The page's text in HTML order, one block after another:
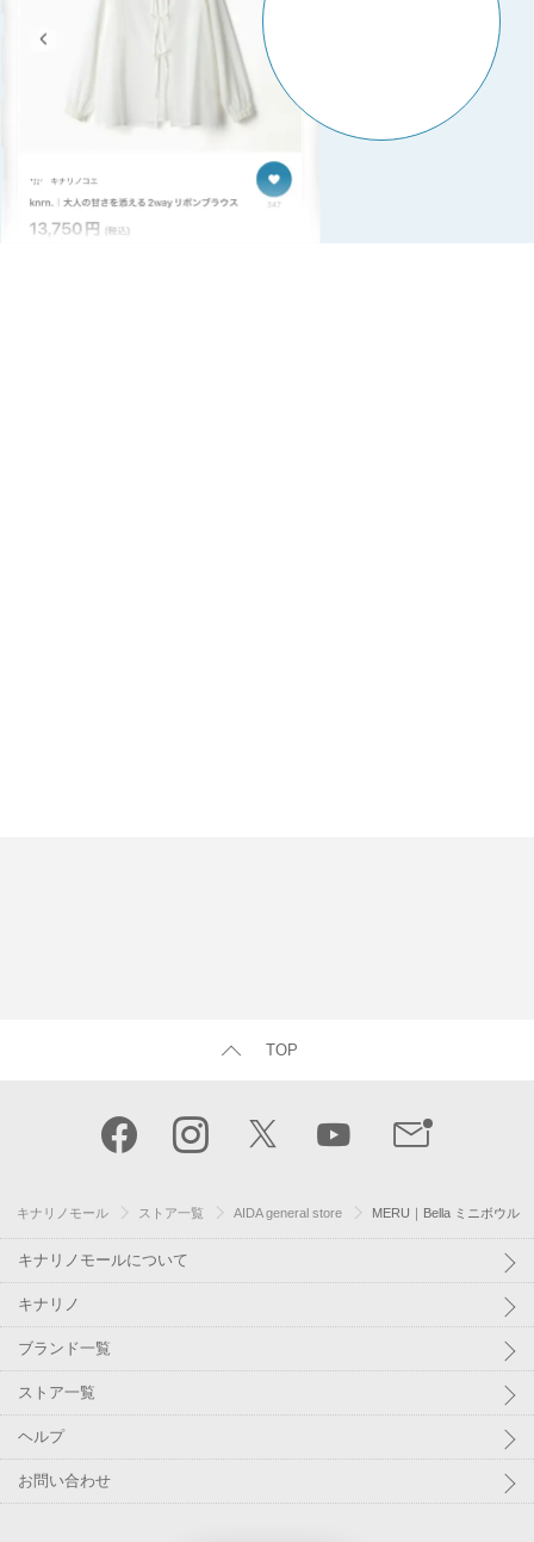
TOP
キナリノモール ストア一覧 AIDA general store MERU｜Bella ミニボウル
キナリノモールについて
キナリノ
ブランド一覧
ストア一覧
ヘルプ
お問い合わせ